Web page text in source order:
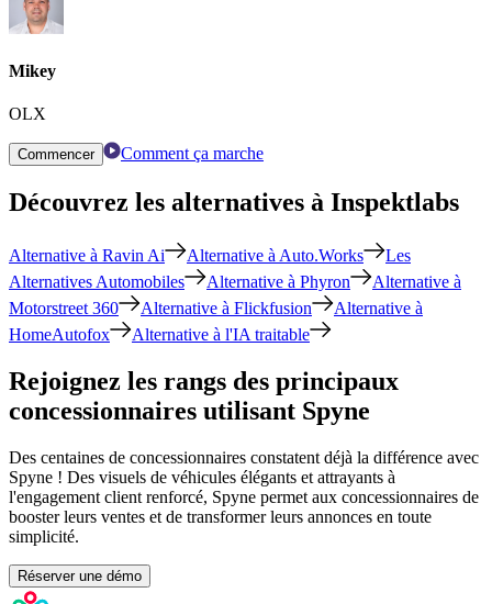
Mikey
OLX
Commencer Comment ça marche
Découvrez les alternatives à Inspektlabs
Alternative à Ravin Ai Alternative à Auto.Works
Les
Alternatives Automobiles
Alternative à Phyron
Alternative à
Motorstreet 360
Alternative à Flickfusion
Alternative à
HomeAutofox
Alternative à l'IA traitable
Rejoignez les rangs des principaux
concessionnaires utilisant Spyne
Des centaines de concessionnaires constatent déjà la différence avec
Spyne ! Des visuels de véhicules élégants et attrayants à
l'engagement client renforcé, Spyne permet aux concessionnaires de
booster leurs ventes et de transformer leurs annonces en toute
simplicité.
Réserver une démo